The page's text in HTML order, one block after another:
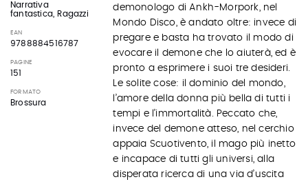
Narrativa
fantastica, Ragazzi
EAN
9788884516787
PAGINE
151
FORMATO
Brossura
demonologo di Ankh-Morpork, nel
Mondo Disco, è andato oltre: invece di
pregare e basta ha trovato il modo di
evocare il demone che lo aiuterà, ed è
pronto a esprimere i suoi tre desideri.
Le solite cose: il dominio del mondo,
l’amore della donna più bella di tutti i
tempi e l’immortalità. Peccato che,
invece del demone atteso, nel cerchio
appaia Scuotivento, il mago più inetto
e incapace di tutti gli universi, alla
disperata ricerca di una via d’uscita